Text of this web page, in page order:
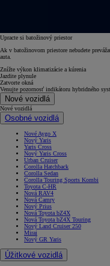
Upracte si batožinový priestor
Ak v batožinovom priestore nebudete
auta.
Znížte výkon klimatizácie a kúrenia
Jazdite plynule
Zatvorte okná
Venujte pozornosť indikátoru hybridného
Nové vozidlá
Nové vozidlá
Osobné vozidlá
Nové Aygo X
Nový Yaris
Yaris Cross
Nový Yaris Cross
Urban Cruiser
Corolla Hatchback
Corolla Sedan
Corolla Touring Sports Kombi
Toyota C-HR
Nová RAV4
Nová Camry
Nový Prius
Nová Toyota bZ4X
Nová Toyota bZ4X Touring
Nový Land Cruiser 250
Mirai
Nový GR Yaris
Úžitkové vozidlá